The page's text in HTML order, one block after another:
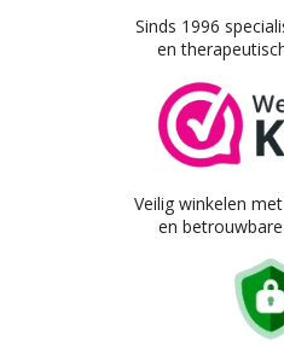
Sinds 1996
en
Veilig winkelen
en